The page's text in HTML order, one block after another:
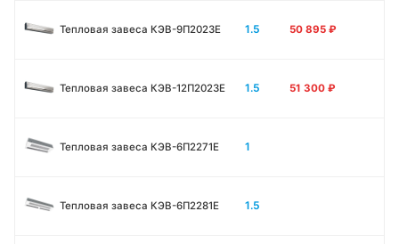
Тепловая завеса КЭВ-9П2023E 1.5 50 895 ₽
Тепловая завеса КЭВ-12П2023E 1.5 51 300 ₽
Тепловая завеса КЭВ-6П2271E 1
Тепловая завеса КЭВ-6П2281E 1.5